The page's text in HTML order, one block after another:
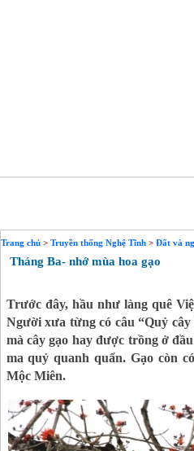
Trang chủ > Truyền thống Nghệ Tĩnh> Đất và
Tháng Ba- nhớ mùa hoa gạo
Trước đây, hầu như làng quê
Người xưa từng có câu “Quỷ cây
mà cây gạo hay được trồng ở
ma quỷ quanh quẩn. Gạo còn
Mộc Miên.